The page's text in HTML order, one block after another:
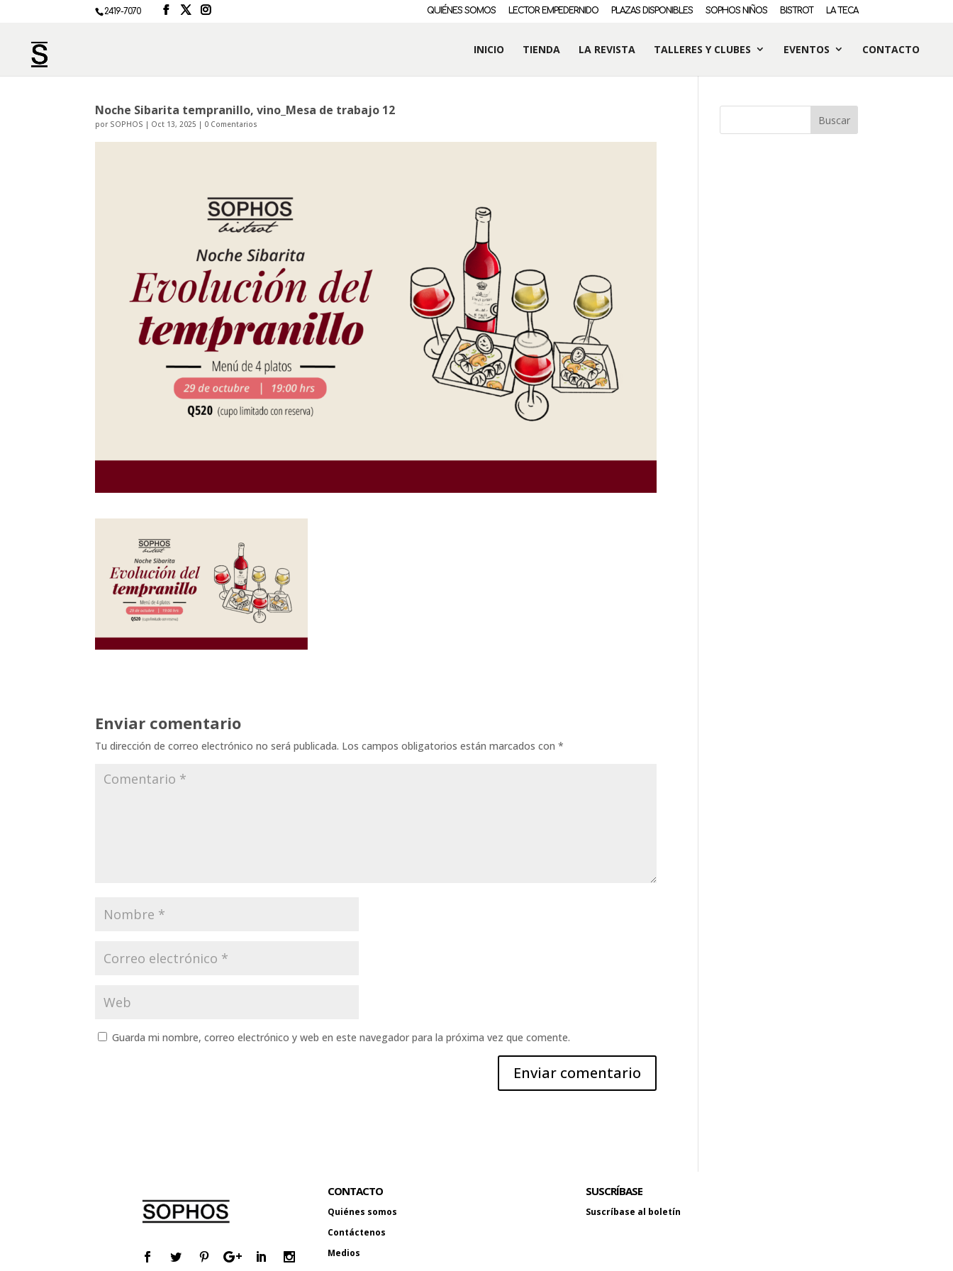
2419-7070 QUIÉNES SOMOS LECTOR EMPEDERNIDO PLAZAS DISPONIBLES SOPHOS NIÑOS BISTROT LA TECA
INICIO TIENDA LA REVISTA TALLERES Y CLUBES EVENTOS CONTACTO
Noche Sibarita tempranillo, vino_Mesa de trabajo 12
por SOPHOS | Oct 13, 2025 | 0 Comentarios
Enviar comentario
Tu dirección de correo electrónico no será publicada. Los campos obligatorios están marcados con*
Guarda mi nombre, correo electrónico y web en este navegador para la próxima vez que comente.
CONTACTO
Quiénes somos
Contáctenos
Medios
SUSCRÍBASE
Suscríbase al boletín